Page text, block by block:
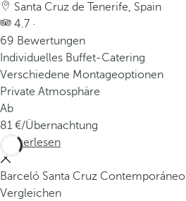
Santa Cruz de Tenerife, Spain
4.7 ·
69 Bewertungen
Individuelles Buffet-Catering
Verschiedene Montageoptionen
Private Atmosphäre
Ab
81
/Übernachtung
Weiterlesen
Barceló Santa Cruz Contemporáneo
Vergleichen